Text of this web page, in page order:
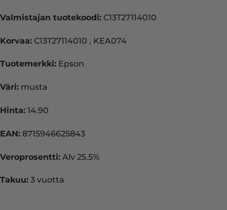
Valmistajan tuotekoodi: C13T27114010
Korvaa: C13T27114010 , KEA074
Tuotemerkki: Epson
Väri: musta
Hinta: 14.90
EAN: 8715946625843
Veroprosentti: Alv 25.5%
Takuu: 3 vuotta